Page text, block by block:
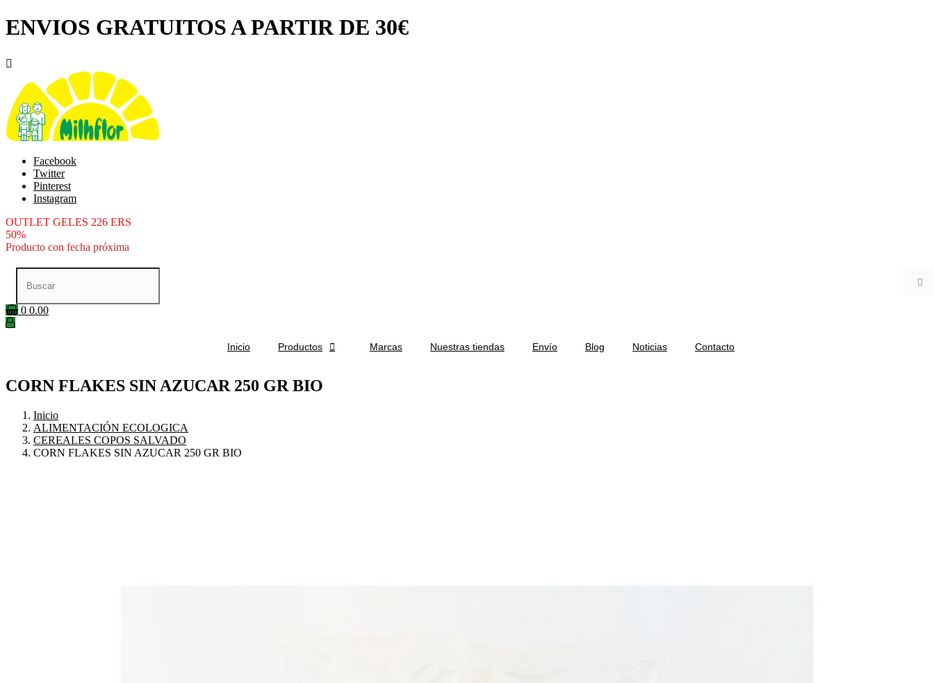
ENVIOS GRATUITOS A PARTIR DE 30€

Facebook
Twitter
Pinterest
Instagram
OUTLET GELES 226 ERS
50%
Producto con fecha próxima

0 0.00
Inicio Productos  Marcas Nuestras tiendas Envío Blog Noticias Contacto
CORN FLAKES SIN AZUCAR 250 GR BIO
Inicio
ALIMENTACIÓN ECOLOGICA
CEREALES COPOS SALVADO
CORN FLAKES SIN AZUCAR 250 GR BIO